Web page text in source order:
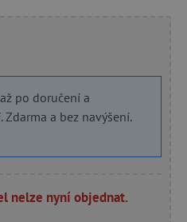
po doručení a
a bez navýšení.
nelze nyní objednat.